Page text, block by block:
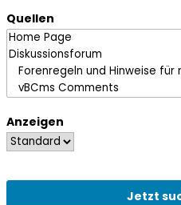
Quellen
Anzeigen
Jetzt